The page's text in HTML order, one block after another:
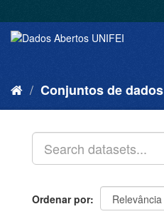
Conjuntos de dados
Ordenar por